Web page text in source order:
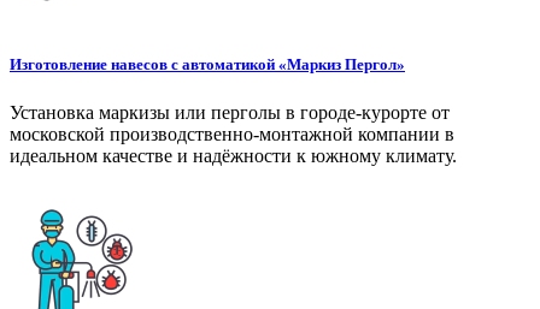
Изготовление навесов с автоматикой «Маркиз Пергол»
Установка маркизы или перголы в городе-курорте от
московской производственно-монтажной компании в
идеальном качестве и надёжности к южному климату.